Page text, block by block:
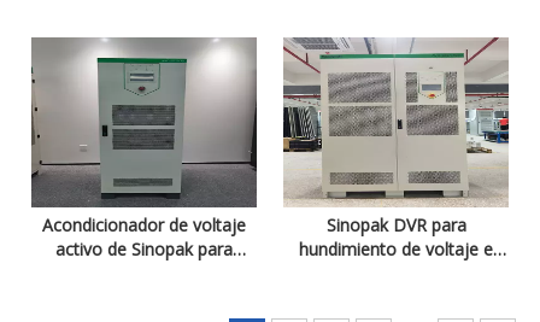
Acondicionador de voltaje
activo de Sinopak para
Sinopak DVR para
hundimiento de voltaje e